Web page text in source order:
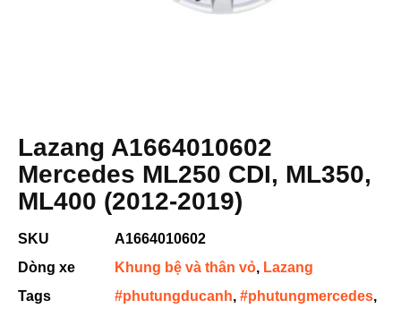
Lazang A1664010602
Mercedes ML250 CDI, ML350,
ML400 (2012-2019)
SKU
A1664010602
Dòng xe
Khung bệ và thân vỏ, Lazang
Tags
#phutungducanh, #phutungmercedes,